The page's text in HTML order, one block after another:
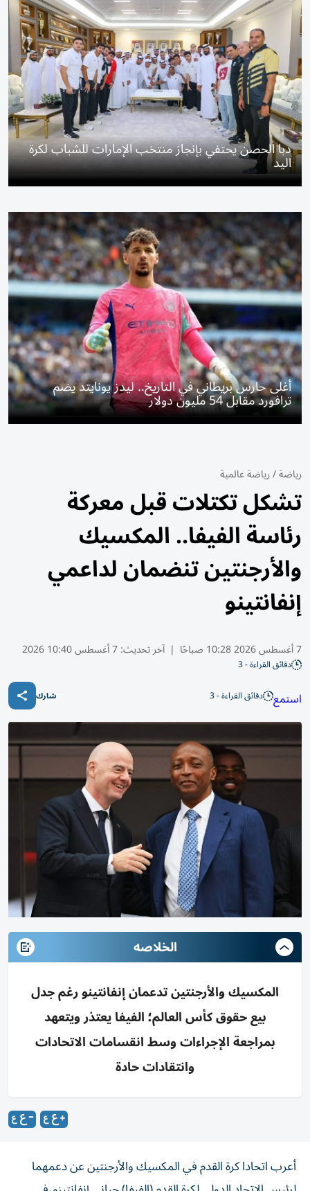
دبا الحصن يحتفي بإنجاز منتخب الإمارات للشباب لكرة
اليد
أغلى حارس بريطاني في التاريخ.. ليدز يونايتد يضم
ترافورد مقابل 54 مليون دولار
رياضة/رياضة عالمية
تشكل تكتلات قبل معركة
رئاسة الفيفا.. المكسيك
والأرجنتين تنضمان لداعمي
إنفانتينو
7 أغسطس 2026 10:28 صباحًا | آخر تحديث:7 أغسطس 10:40 2026
دقائق القراءة - 3
استمع دقائق القراءة - 3 شارك
الخلاصه
المكسيك والأرجنتين تدعمان إنفانتينو رغم جدل
بيع حقوق كأس العالم؛ الفيفا يعتذر ويتعهد
بمراجعة الإجراءات وسط انقسامات الاتحادات
وانتقادات حادة
أعرب اتحادا كرة القدم في المكسيك والأرجنتين عن دعمهما